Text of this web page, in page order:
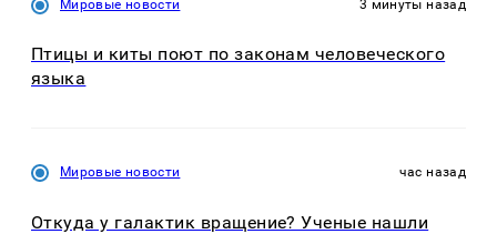
Мировые новости 3 минуты назад
Птицы и киты поют по законам человеческого
языка
Мировые новости час назад
Откуда у галактик вращение? Ученые нашли